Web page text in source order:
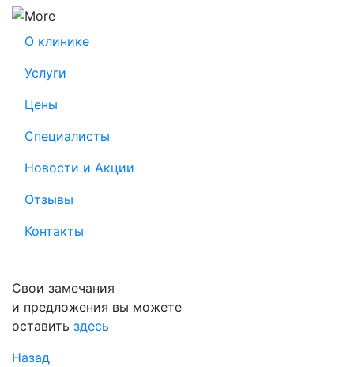
О клинике
Услуги
Цены
Специалисты
Новости и Акции
Отзывы
Контакты
Свои замечания
и предложения вы можете
оставить здесь
Назад